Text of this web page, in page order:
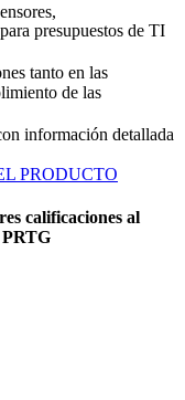
presupuestos de TI
tanto en las
de las
información detallada
PRODUCTO
calificaciones al
PRTG